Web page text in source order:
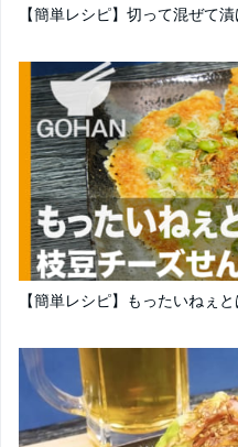
【簡単レシピ】切って混ぜて
【簡単レシピ】もったいねぇ